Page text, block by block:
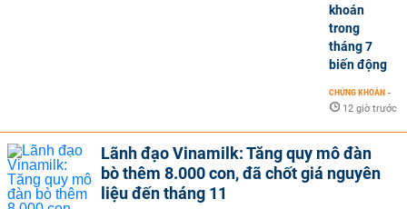
khoán
trong
tháng 7
biến động
CHỨNG KHOÁN -
12 giờ trước
Lãnh đạo Vinamilk: Tăng quy mô đàn
bò thêm 8.000 con, đã chốt giá nguyên
liệu đến tháng 11